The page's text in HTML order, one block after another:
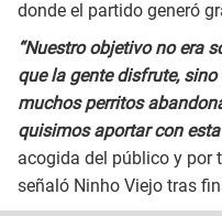
donde el partido generó
“Nuestro objetivo no era
que la gente disfrute,
muchos perritos
quisimos aportar con
acogida del público y por
señaló Ninho Viejo tras